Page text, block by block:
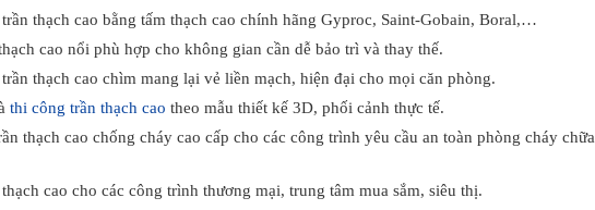
thạch cao bằng tấm thạch cao chính hãng Gyproc, Saint-Gobain, Boral,…
cao nổi phù hợp cho không gian cần dễ bảo trì và thay thế.
thạch cao chìm mang lại vẻ liền mạch, hiện đại cho mọi căn phòng.
thi công trần thạch cao theo mẫu thiết kế 3D, phối cảnh thực tế.
thạch cao chống cháy cao cấp cho các công trình yêu cầu an toàn phòng cháy chữa
cao cho các công trình thương mại, trung tâm mua sắm, siêu thị.